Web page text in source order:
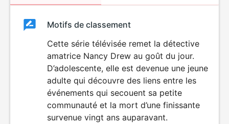
ClassementClassement
DÉCONSEILLÉ
AUX JEUNES
ENFANTS
Motifs de classement
Cette série télévisée remet la détective
amatrice Nancy Drew au goût du jour.
D’adolescente, elle est devenue une jeune
adulte qui découvre des liens entre les
événements qui secouent sa petite
communauté et la mort d’une finissante
survenue vingt ans auparavant.